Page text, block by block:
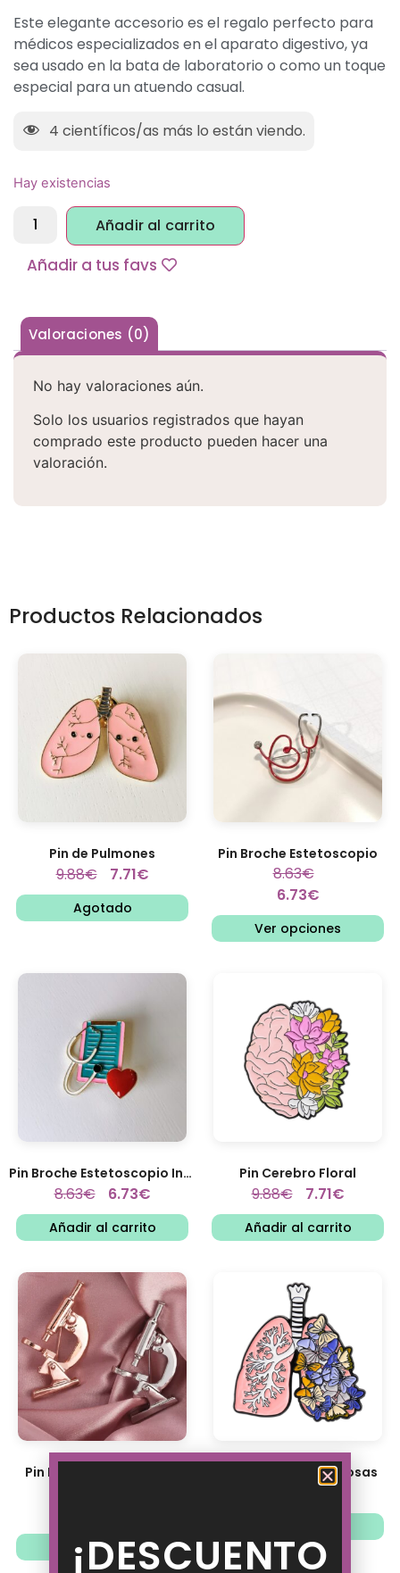
Este elegante accesorio es el regalo perfecto para
médicos especializados en el aparato digestivo, ya
sea usado en la bata de laboratorio o como un toque
especial para un atuendo casual.
4 científicos/as más lo están viendo.
Hay existencias
Añadir al carrito
Alternative:
Añadir a tus favs
Valoraciones (0)
No hay valoraciones aún.
Solo los usuarios registrados que hayan
comprado este producto pueden hacer una
valoración.
Productos Relacionados
Pin de Pulmones
9.88€ 7.71€
Agotado
Pin Broche Estetoscopio
8.63€
6.73€
Ver opciones
Pin Broche Estetoscopio Informes...
8.63€ 6.73€
Añadir al carrito
Pin Cerebro Floral
9.88€ 7.71€
Añadir al carrito
Pin Broche Microscopio
Ver opciones
Pin Pulmones Mariposas
¡DESCUENTO